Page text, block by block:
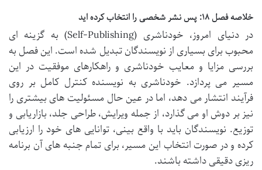
خلاصه فصل ۱۸: پس نشر شخصی را انتخاب کرده اید
در دنیای امروز، خودناشری (Self-Publishing) به گزینه ای
محبوب برای بسیاری از نویسندگان تبدیل شده است. این فصل به
بررسی مزایا و معایب خودناشری و راهکارهای موفقیت در این
مسیر می پردازد. خودناشری به نویسنده کنترل کامل بر روی
فرآیند انتشار می دهد، اما در عین حال مسئولیت های بیشتری را
نیز بر دوش او می گذارد، از جمله ویرایش، طراحی جلد، بازاریابی و
توزیع. نویسندگان باید با واقع بینی، توانایی های خود را ارزیابی
کرده و در صورت انتخاب این مسیر، برای تمام جنبه های آن برنامه
ریزی دقیقی داشته باشند.